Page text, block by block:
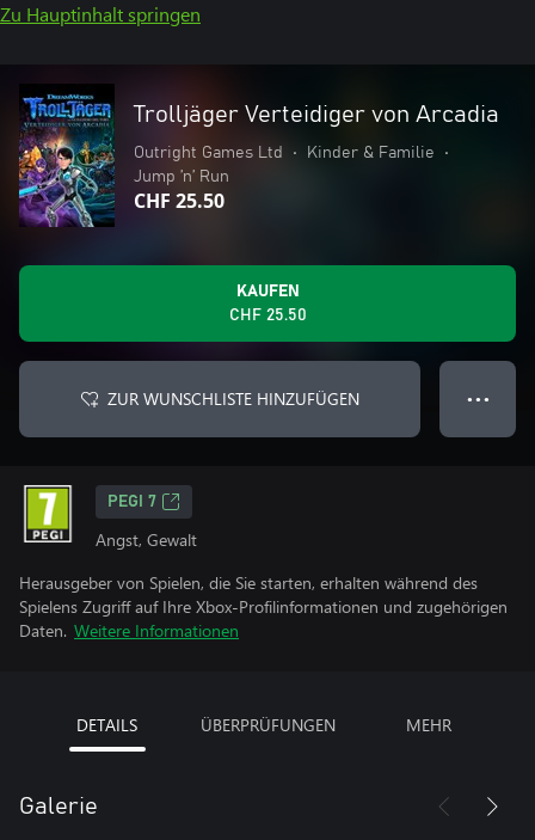
Zu Hauptinhalt springen
Trolljäger Verteidiger von Arcadia
Outright Games Ltd • Kinder & Familie
•
Jump ’n’ Run
CHF 25.50
KAUFEN
CHF 25.50
ZUR WUNSCHLISTE HINZUFÜGEN ● ● ●
PEGI 7
Angst, Gewalt
Herausgeber von Spielen, die Sie starten, erhalten während des
Spielens Zugriff auf Ihre Xbox-Profilinformationen und zugehörigen
Daten. Weitere Informationen
DETAILS ÜBERPRÜFUNGEN MEHR
Galerie